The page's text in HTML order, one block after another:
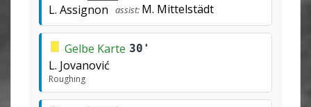
L. Assignon assist: M. Mittelstädt
Gelbe Karte 30'
L. Jovanović
Roughing